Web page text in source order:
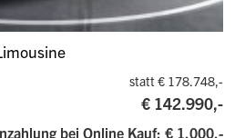
statt € 178.748,-
€ 142.990,-
bei Online Kauf: € 1.000,-